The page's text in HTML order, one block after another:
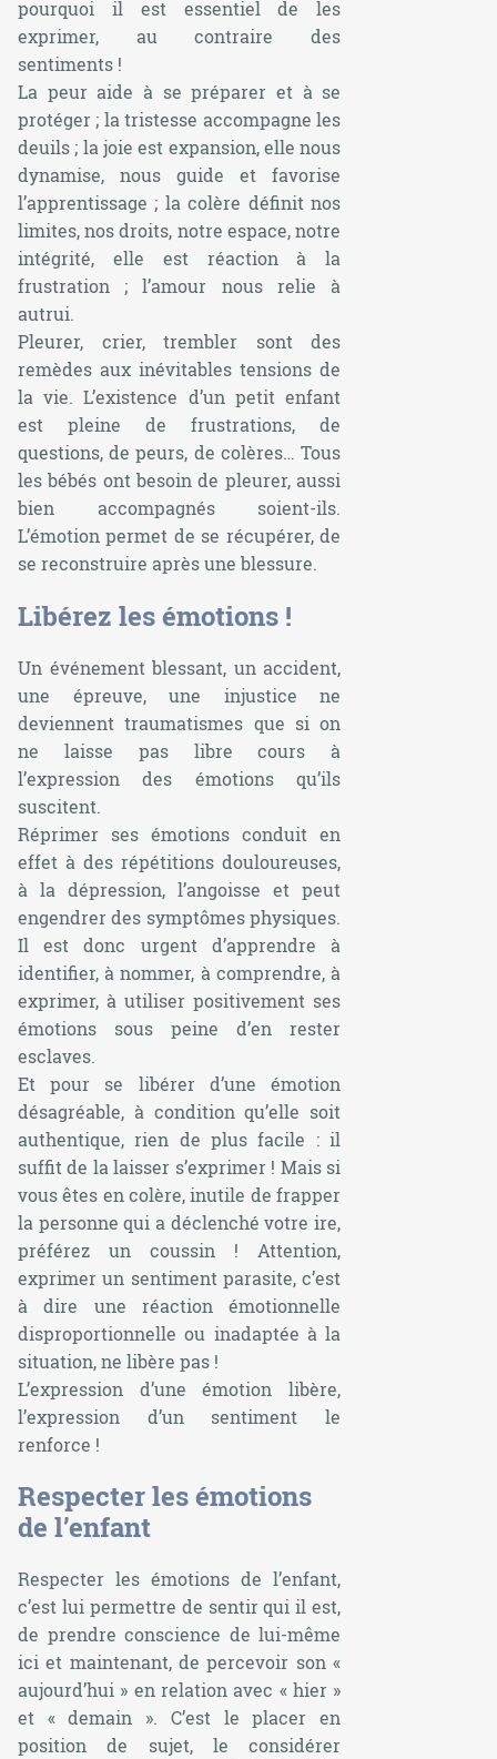
pourquoi il est essentiel de les
exprimer, au contraire des
sentiments !
La peur aide à se préparer et à se
protéger ; la tristesse accompagne les
deuils ; la joie est expansion, elle nous
dynamise, nous guide et favorise
l’apprentissage ; la colère définit nos
limites, nos droits, notre espace, notre
intégrité, elle est réaction à la
frustration ; l’amour nous relie à
autrui.
Pleurer, crier, trembler sont des
remèdes aux inévitables tensions de
la vie. L’existence d’un petit enfant
est pleine de frustrations, de
questions, de peurs, de colères… Tous
les bébés ont besoin de pleurer, aussi
bien accompagnés soient-ils.
L’émotion permet de se récupérer, de
se reconstruire après une blessure.
Libérez les émotions !
Un événement blessant, un accident,
une épreuve, une injustice ne
deviennent traumatismes que si on
ne laisse pas libre cours à
l’expression des émotions qu’ils
suscitent.
Réprimer ses émotions conduit en
effet à des répétitions douloureuses,
à la dépression, l’angoisse et peut
engendrer des symptômes physiques.
Il est donc urgent d’apprendre à
identifier, à nommer, à comprendre, à
exprimer, à utiliser positivement ses
émotions sous peine d’en rester
esclaves.
Et pour se libérer d’une émotion
désagréable, à condition qu’elle soit
authentique, rien de plus facile : il
suffit de la laisser s’exprimer ! Mais si
vous êtes en colère, inutile de frapper
la personne qui a déclenché votre ire,
préférez un coussin ! Attention,
exprimer un sentiment parasite, c’est
à dire une réaction émotionnelle
disproportionnelle ou inadaptée à la
situation, ne libère pas !
L’expression d’une émotion libère,
l’expression d’un sentiment le
renforce !
Respecter les émotions
de l’enfant
Respecter les émotions de l’enfant,
c’est lui permettre de sentir qui il est,
de prendre conscience de lui-même
ici et maintenant, de percevoir son «
aujourd’hui » en relation avec « hier »
et « demain ». C’est le placer en
position de sujet, le considérer